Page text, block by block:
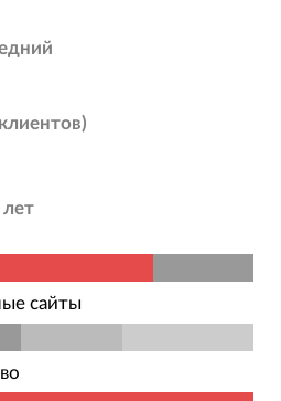
клиентов)
лет
сайты